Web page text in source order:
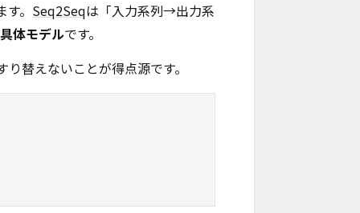
。 Seq2Seqは「入力系列→出力系
体モデルです。
えないことが得点源です。